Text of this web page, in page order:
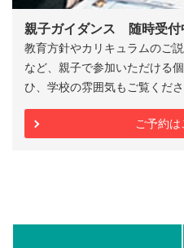
親子ガイダンス 随時受付
教育方針やカリキュラムのご
など、親子で参加いただける
ひ、学校の雰囲気もご覧くださ
ご予約は